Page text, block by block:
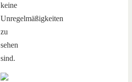
keine
Unregelmäßigkeiten
zu
sehen
sind.